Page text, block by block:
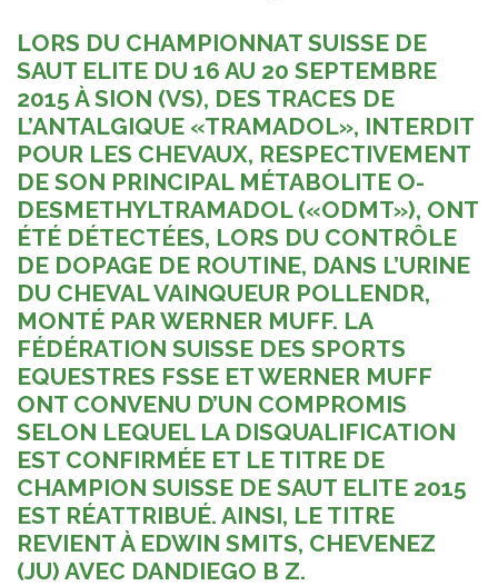
LORS DU CHAMPIONNAT SUISSE DE
SAUT ELITE DU 16 AU 20 SEPTEMBRE
2015 À SION (VS), DES TRACES DE
L’ANTALGIQUE «TRAMADOL», INTERDIT
POUR LES CHEVAUX, RESPECTIVEMENT
DE SON PRINCIPAL MÉTABOLITE O-
DESMETHYLTRAMADOL («ODMT»), ONT
ÉTÉ DÉTECTÉES, LORS DU CONTRÔLE
DE DOPAGE DE ROUTINE, DANS L’URINE
DU CHEVAL VAINQUEUR POLLENDR,
MONTÉ PAR WERNER MUFF. LA
FÉDÉRATION SUISSE DES SPORTS
EQUESTRES FSSE ET WERNER MUFF
ONT CONVENU D’UN COMPROMIS
SELON LEQUEL LA DISQUALIFICATION
EST CONFIRMÉE ET LE TITRE DE
CHAMPION SUISSE DE SAUT ELITE 2015
EST RÉATTRIBUÉ. AINSI, LE TITRE
REVIENT À EDWIN SMITS, CHEVENEZ
(JU) AVEC DANDIEGO B Z.